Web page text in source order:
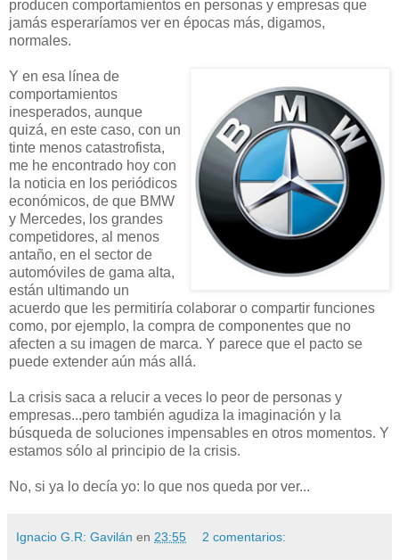
producen comportamientos en personas y empresas que
jamás esperaríamos ver en épocas más, digamos,
normales.
Y en esa línea de
comportamientos
inesperados, aunque
quizá, en este caso, con un
tinte menos catastrofista,
me he encontrado hoy con
la noticia en los periódicos
económicos, de que BMW
y Mercedes, los grandes
competidores, al menos
antaño, en el sector de
automóviles de gama alta,
están ultimando un
acuerdo que les permitiría colaborar o compartir funciones
como, por ejemplo, la compra de componentes que no
afecten a su imagen de marca. Y parece que el pacto se
puede extender aún más allá.
La crisis saca a relucir a veces lo peor de personas y
empresas...pero también agudiza la imaginación y la
búsqueda de soluciones impensables en otros momentos. Y
estamos sólo al principio de la crisis.
No, si ya lo decía yo: lo que nos queda por ver...
Ignacio G.R: Gavilán en 23:55 2 comentarios: